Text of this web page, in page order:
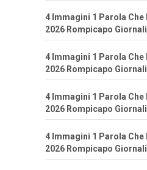
4 Immagini 1 Parola
2026 Rompicapo
4 Immagini 1 Parola
2026 Rompicapo
4 Immagini 1 Parola
2026 Rompicapo
4 Immagini 1 Parola
2026 Rompicapo